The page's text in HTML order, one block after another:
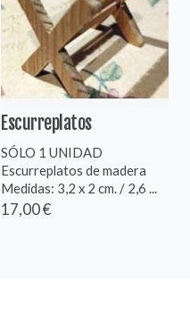
Escurreplatos
SÓLO 1 UNIDAD
Escurreplatos de madera
Medidas: 3,2 x 2 cm. / 2,6 ...
17,00 €